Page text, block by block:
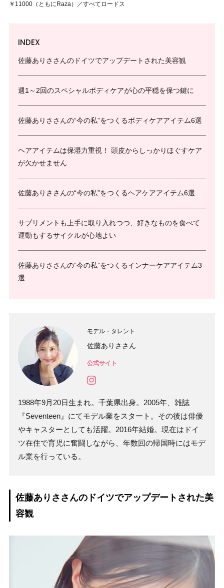
￥11000（ともにRaza）／すべてロードス
INDEX
佐藤ありささんのドイツでアップデートされた美容観
週1～2回のスペシャルボディケアが心の平穏を保つ鍵に
佐藤ありささんの“今の私”をつくるボディケアアイテム6選
ヘアアイテムは保湿力重視！ 頭皮からしっかりほぐすケア
が欠かせません
佐藤ありささんの“今の私”をつくるヘアケアアイテム6選
サプリメントも上手に取り入れつつ、好きなものを食べて
運動もするサイクルが心地よい
佐藤ありささんの“今の私”をつくるインナーケアアイテム3
選
モデル・タレント
佐藤ありささん
公式サイト
1988年9月20日生まれ。千葉県出身。2005年、雑誌
『Seventeen』にてモデル業をスタート。その後は俳優
やキャスターとしても活躍。2016年結婚。現在はドイ
ツ在住で育児に奮闘しながら、年数回の帰国時にはモデ
ル業を行っている。
佐藤ありささんのドイツでアップデートされた美
容観